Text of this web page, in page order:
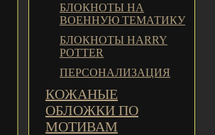
БЛОКНОТЫ НА
ВОЕННУЮ ТЕМАТИКУ
БЛОКНОТЫ HARRY
POTTER
ПЕРСОНАЛИЗАЦИЯ
КОЖАНЫЕ
ОБЛОЖКИ ПО
МОТИВАМ